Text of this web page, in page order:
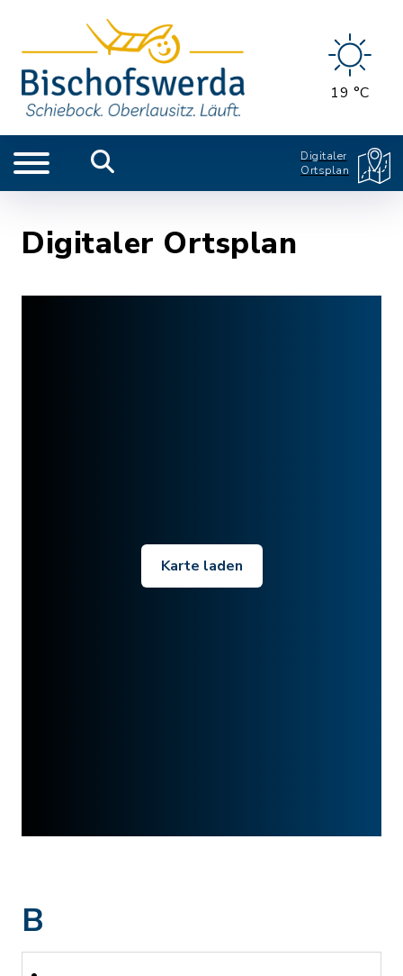
19 °C
Digitaler
Ortsplan
Digitaler Ortsplan
Karte laden
B